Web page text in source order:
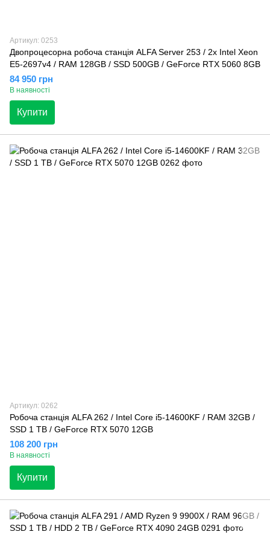
Артикул: 0253
Двопроцесорна робоча станція ALFA Server 253 / 2x Intel Xeon
E5-2697v4 / RAM 128GB / SSD 500GB / GeForce RTX 5060 8GB
84 950 грн
В наявності
Купити
Артикул: 0262
Робоча станція ALFA 262 / Intel Core i5-14600KF / RAM 32GB /
SSD 1 TB / GeForce RTX 5070 12GB
108 200 грн
В наявності
Купити